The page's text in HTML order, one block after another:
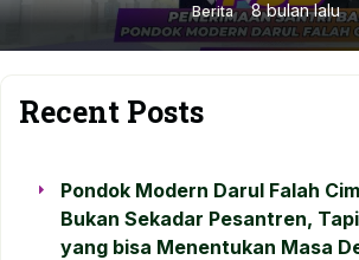
Berita 8 bulan lalu
Recent Posts
Pondok Modern Darul Falah
Bukan Sekadar Pesantren,
yang bisa Menentukan Masa